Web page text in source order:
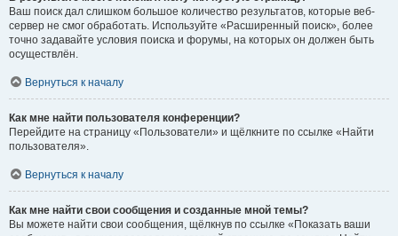
Ваш поиск дал слишком большое количество результатов, которые веб-
сервер не смог обработать. Используйте «Расширенный поиск», более
точно задавайте условия поиска и форумы, на которых он должен быть
осуществлён.
Вернуться к началу
Как мне найти пользователя конференции?
Перейдите на страницу «Пользователи» и щёлкните по ссылке «Найти
пользователя».
Вернуться к началу
Как мне найти свои сообщения и созданные мной темы?
Вы можете найти свои сообщения, щёлкнув по ссылке «Показать ваши